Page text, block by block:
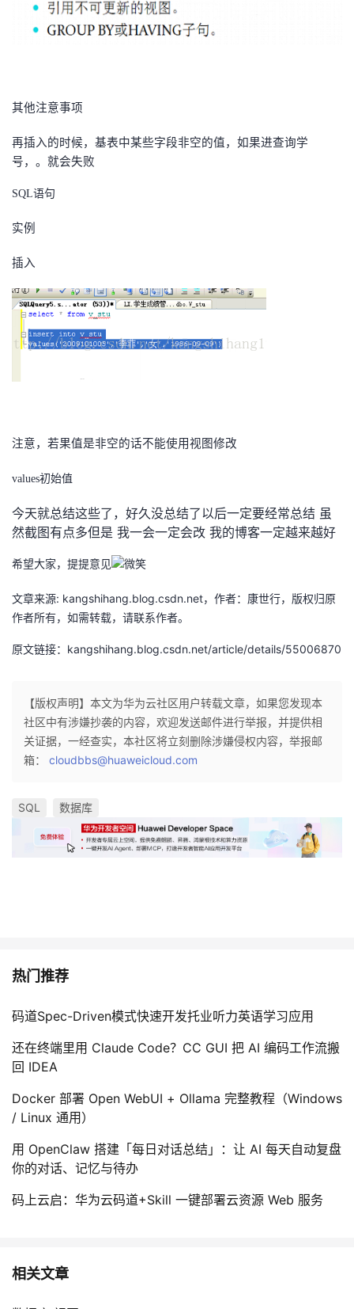
其他注意事项
再插入的时候，基表中某些字段非空的值，如果进查询学
号，。就会失败
SQL语句
实例
插入
注意，若果值是非空的话不能使用视图修改
values初始值
今天就总结这些了，好久没总结了以后一定要经常总结 虽
然截图有点多但是 我一会一定会改 我的博客一定越来越好
希望大家，提提意见
文章来源: kangshihang.blog.csdn.net，作者：康世行，版权归原
作者所有，如需转载，请联系作者。
原文链接：kangshihang.blog.csdn.net/article/details/55006870
【版权声明】本文为华为云社区用户转载文章，如果您发现本
社区中有涉嫌抄袭的内容，欢迎发送邮件进行举报，并提供相
关证据，一经查实，本社区将立刻删除涉嫌侵权内容，举报邮
箱： cloudbbs@huaweicloud.com
SQL 数据库
热门推荐
码道Spec-Driven模式快速开发托业听力英语学习应用
还在终端里用 Claude Code？CC GUI 把 AI 编码工作流搬
回 IDEA
Docker 部署 Open WebUI + Ollama 完整教程（Windows
/ Linux 通用）
用 OpenClaw 搭建「每日对话总结」：让 AI 每天自动复盘
你的对话、记忆与待办
码上云启：华为云码道+Skill 一键部署云资源 Web 服务
相关文章